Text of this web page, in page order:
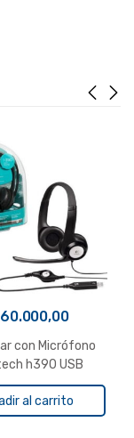
60.000,00
con Micrófono
h390 USB
al carrito